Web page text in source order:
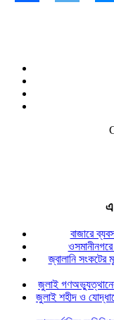
এ
বাজারে
জ্বালানি সংকটের
জুলাই
জুলাই শহীদ ও